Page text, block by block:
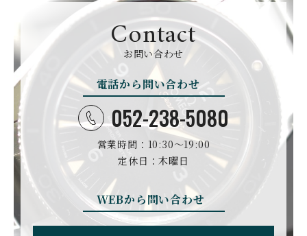
BELL＆ROSS
ベル＆ロス
SINN
CARTIER CHANEL
CHOPARD
ショパール
SEIKO
GLASHUTTE ORIGINA
グラスヒュッテ・オリジ
CHRONOSWISS
クロノスイス
ALAIN SILBERSTEIN
アラン・シルベスタイン
CITIZEN
シチズン
BAMFORD LONDON
バンフォード・ロンドン
BAUME&MERCIER
ボーム＆メルシエ
BEAUBLEU BELL＆ROSS
BLANCPAIN
ブランパン
BOLDR Supply Compan
ボルダー・サプライ・カ
ンパニー
ボヴェ
BREGUET
ブレゲ
BREITLING
ブライトリング
BRUNO SOHNLE Glash
utte
ブルーノ・ゾンレー・ グ
Contact
お問い合わせ
電話から問い合わせ
052-238-5080
営業時間：10:30〜19:00
定休日：木曜日
WEBから問い合わせ